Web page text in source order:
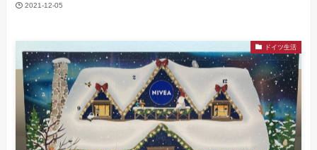
2021-12-05
ドイツ生活